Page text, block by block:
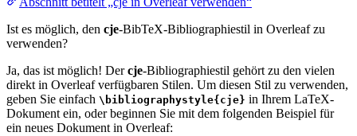
Ist es möglich, den cje-BibTeX-Bibliographiestil in Overleaf zu
verwenden?
Ja, das ist möglich! Dercje-Bibliographiestil gehört zu den vielen
direkt in Overleaf verfügbaren Stilen. Um diesen Stil zu verwenden,
geben Sie einfach \bibliographystyle{cje} in Ihrem LaTeX-
Dokument ein, oder beginnen Sie mit dem folgenden Beispiel für
ein neues Dokument in Overleaf: